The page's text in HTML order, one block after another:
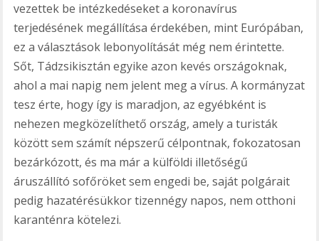
vezettek be intézkedéseket a koronavírus
terjedésének megállítása érdekében, mint Európában,
ez a választások lebonyolítását még nem érintette.
Sőt, Tádzsikisztán egyike azon kevés országoknak,
ahol a mai napig nem jelent meg a vírus. A kormányzat
tesz érte, hogy így is maradjon, az egyébként is
nehezen megközelíthető ország, amely a turisták
között sem számít népszerű célpontnak, fokozatosan
bezárkózott, és ma már a külföldi illetőségű
áruszállító sofőröket sem engedi be, saját polgárait
pedig hazatérésükkor tizennégy napos, nem otthoni
karanténra kötelezi.